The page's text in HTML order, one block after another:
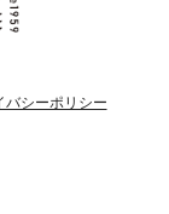
バシーポリシー